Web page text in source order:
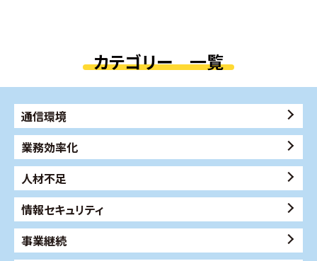
カテゴリー 一覧
通信環境
業務効率化
人材不足
情報セキュリティ
事業継続